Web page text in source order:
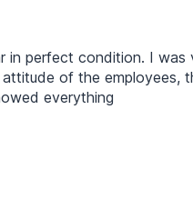
in perfect condition. I was
of the employees,
everything